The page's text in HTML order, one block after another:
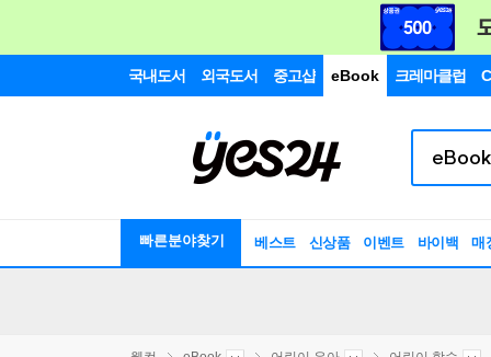
국내도서 외국도서 중고샵 eBook 크레마클럽
빠른분야찾기 베스트 신상품 이벤트 바이백 매